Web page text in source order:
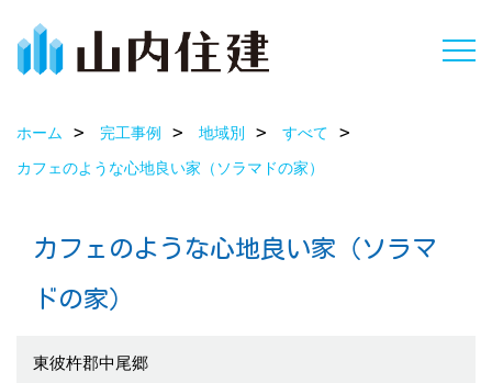
ホーム 完工事例 地域別
すべて
カフェのような心地良い家（ソラマドの家）
カフェのような心地良い家（ソラマ
ドの家）
東彼杵郡中尾郷